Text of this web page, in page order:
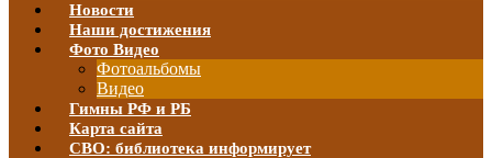
Новости
Наши достижения
Фото Видео
Фотоальбомы
Видео
Гимны РФ и РБ
Карта сайта
СВО: библиотека информирует